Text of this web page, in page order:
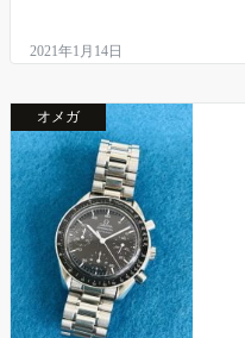
2021年1月14日
オメガ